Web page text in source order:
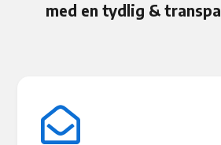
med en tydlig &
